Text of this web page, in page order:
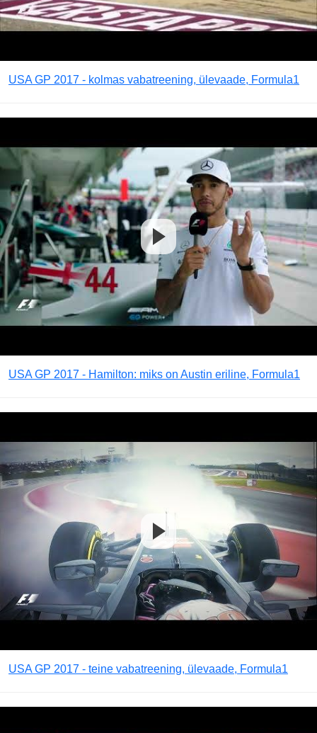
USA GP 2017 - kolmas vabatreening, ülevaade, Formula1
USA GP 2017 - Hamilton: miks on Austin eriline, Formula1
USA GP 2017 - teine vabatreening, ülevaade, Formula1